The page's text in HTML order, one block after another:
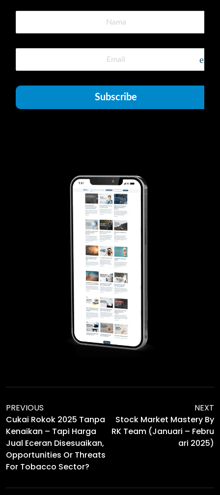
Subscribe
PREVIOUS
Cukai Rokok 2025 Tanpa
Kenaikan – Tapi Harga
Jual Eceran Disesuaikan,
Opportunities Or Threats
For Tobacco Sector?
NEXT
Stock Market Mastery By
RK Team (Januari – Febru
Ari 2025)